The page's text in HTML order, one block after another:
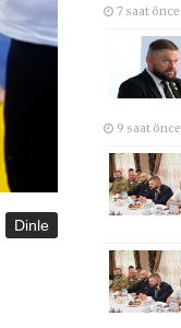
Dinle
7 saat önce
9 saat önce